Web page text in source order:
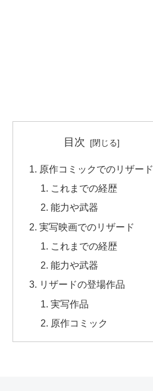
目次
原作コミックでのリザード
これまでの経歴
能力や武器
実写映画でのリザード
これまでの経歴
能力や武器
リザードの登場作品
実写作品
原作コミック